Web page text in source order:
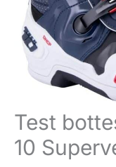
Test
10